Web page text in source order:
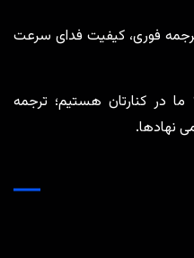
فوری، کیفیت فدای سرعت
در کنارتان هستیم؛ ترجمه
نهادها.